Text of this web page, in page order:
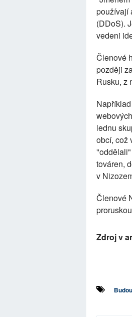
používají
(DDoS).
vedeni
Členové
později
Rusku, z
lednu
obcí, což
továren,
v
Členové
Zdroj v